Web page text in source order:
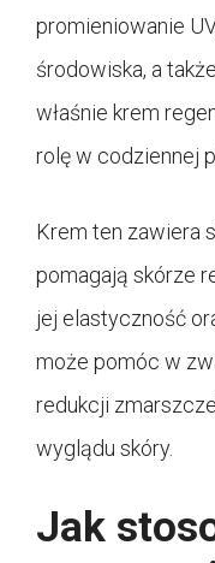
promieniowanie
środowiska, a
właśnie krem
rolę w codziennej
Krem ten zawiera
pomagają skórze
jej elastyczność
może pomóc w
redukcji
wyglądu skóry.
Jak